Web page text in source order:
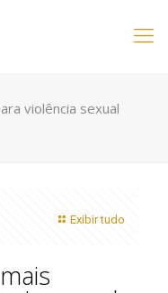
violência sexual
Exibir tudo